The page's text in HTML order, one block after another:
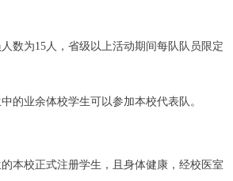
为15人，省级以上活动期间每队队员限定
的业余体校学生可以参加本校代表队。
校正式注册学生，且身体健康，经校医室